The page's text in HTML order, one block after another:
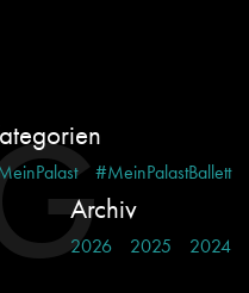
#MeinPalastBallett
Archiv
2026 2025 2024